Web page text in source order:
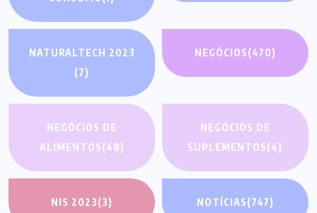
NATURALTECH 2023
(7)
NEGÓCIOS(470)
NEGÓCIOS DE
ALIMENTOS(48)
NEGÓCIOS DE
SUPLEMENTOS(4)
NIS 2023(3) NOTÍCIAS(747)